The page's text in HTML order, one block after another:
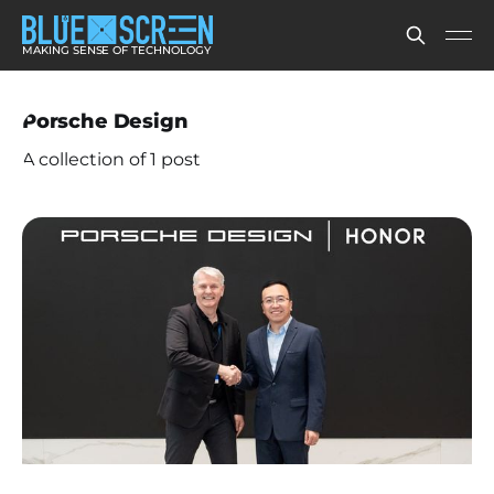
MAKING SENSE OF TECHNOLOGY
Porsche Design
A collection of 1 post